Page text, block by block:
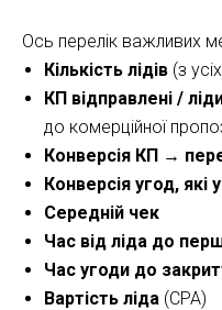
Ось перелік важливих
Кількість лідів (з
КП відправлені /
до комерційної
Конверсія КП →
Конверсія угод, які
Середній чек
Час від ліда до
Час угоди до
Вартість ліда (CPA)